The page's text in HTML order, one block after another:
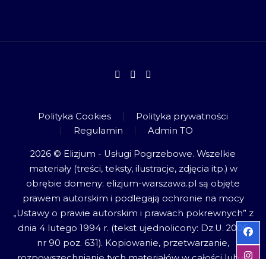
Polityka Cookies
Polityka prywatności
Regulamin
Admin TO
2026 © Elizjum - Usługi Pogrzebowe. Wszelkie
materiały (treści, teksty, ilustracje, zdjęcia itp.) w
obrębie domeny: elizjum-warszawa.pl są objęte
prawem autorskim i podlegają ochronie na mocy
„Ustawy o prawie autorskim i prawach pokrewnych” z
dnia 4 lutego 1994 r. (tekst ujednolicony: Dz.U. 2006
nr 90 poz. 631). Kopiowanie, przetwarzanie,